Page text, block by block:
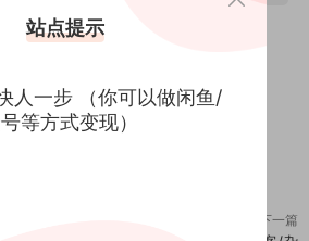
家居产品跨境电商
跨境电商独立站
WooCommerce跨境电商独立站模板
下一篇
站点提示
人一步 （你可以做闲鱼/
等方式变现）